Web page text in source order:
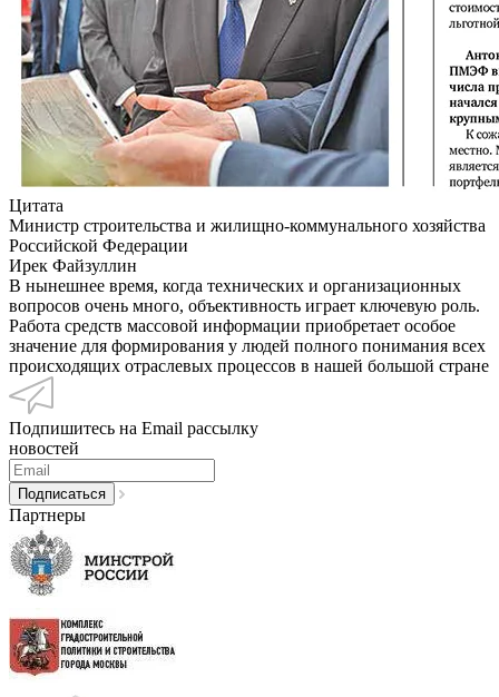
Цитата
Министр строительства и жилищно-коммунального хозяйства
Российской Федерации
Ирек Файзуллин
В нынешнее время, когда технических и организационных
вопросов очень много, объективность играет ключевую роль.
Работа средств массовой информации приобретает особое
значение для формирования у людей полного понимания всех
происходящих отраслевых процессов в нашей большой стране
Подпишитесь на Email рассылку
новостей
Партнеры